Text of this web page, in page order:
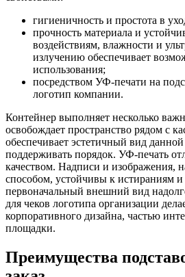
гигиеничность и простота в
прочность материала и
воздействиям, влажности и
излучению обеспечивает
использования;
посредством УФ-печати на
логотип компании.
Контейнер выполняет несколько
освобождает пространство рядом с
обеспечивает эстетичный вид
поддерживать порядок. УФ-печать
качеством. Надписи и изображения,
способом, устойчивы к истираниям
первоначальный внешний вид
для чеков логотипа организации
корпоративного дизайна, частью
площадки.
Преимущества